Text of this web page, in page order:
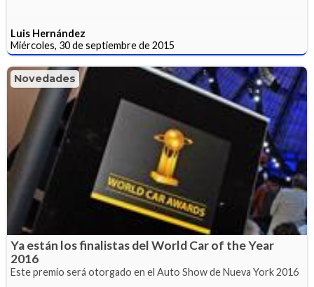
Luis Hernández
Miércoles, 30 de septiembre de 2015
Novedades
Ya están los finalistas del World Car of the Year
2016
Este premio será otorgado en el Auto Show de Nueva York 2016